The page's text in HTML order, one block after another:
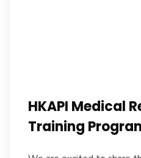
HKAPI Medical
Training